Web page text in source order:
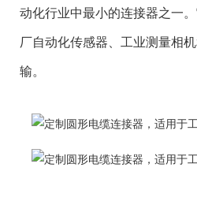
动化行业中最小的连接器之一
厂自动化传感器、工业测量相
输。